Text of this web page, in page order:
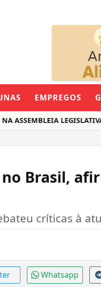
EMPREGOS
LEGISLATIVA
Brasil,
críticas à
Whatsapp